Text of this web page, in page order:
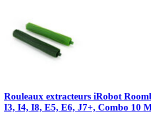
Rouleaux extracteurs iRobot
I3, I4, I8, E5, E6, J7+, Combo 10